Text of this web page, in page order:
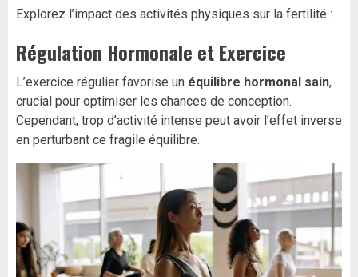
Explorez l’impact des activités physiques sur la fertilité :
Régulation Hormonale et Exercice
L’exercice régulier favorise un équilibre hormonal sain,
crucial pour optimiser les chances de conception.
Cependant, trop d’activité intense peut avoir l’effet inverse
en perturbant ce fragile équilibre.